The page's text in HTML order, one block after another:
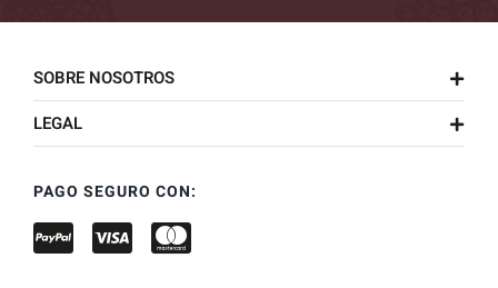
SOBRE NOSOTROS
LEGAL
PAGO SEGURO CON: